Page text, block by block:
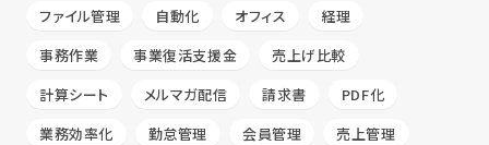
ファイル管理
自動化 オフィス
経理
事務作業
事業復活支援金
売上げ比較
計算シート
メルマガ配信 請求書
PDF化
業務効率化
勤怠管理 会員管理
売上管理